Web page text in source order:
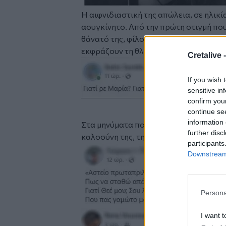
Cretalive -
If you wish
sensitive
confirm
continue
information
further
I want
Η αιφνιδιαστική της απώλεια, σε
ασυγκίνητο. Από την πρώτη στιγμή
θάνατό της, φίλοι και συνάδελφοι, με
εκφράζουν τη θλίψη και την οδύνη
Image
Στα μηνύματα που έχουν κατακλύσει
καλοσύνη της, τη γλυκύτητα, το
Image
Image